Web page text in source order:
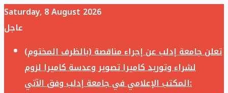
Saturday, 8 August 2026
عاجل
تعلن جامعة إدلب عن إجراء مناقصة (بالظرف المختوم)
لشراء وتوريد كاميرا تصوير وعدسة كاميرا لزوم
المكتب الإعلامي في جامعة إدلب وفق الآتي: